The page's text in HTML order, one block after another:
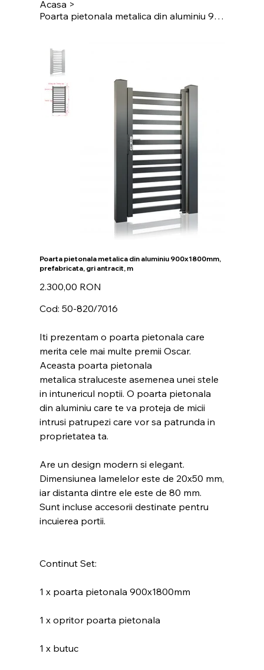
Acasa >
Poarta pietonala metalica din aluminiu 900x1800mm, prefabricata, gri antracit, m
Poarta pietonala metalica din aluminiu 900x1800mm,
prefabricata, gri antracit, m
Preț
2.300,00 RON
Cod: 50-820/7016
Iti prezentam o poarta pietonala care
merita cele mai multe premii Oscar.
Aceasta poarta pietonala
metalica straluceste asemenea unei stele
in intunericul noptii. O poarta pietonala
din aluminiu care te va proteja de micii
intrusi patrupezi care vor sa patrunda in
proprietatea ta.
Are un design modern si elegant.
Dimensiunea lamelelor este de 20x50 mm,
iar distanta dintre ele este de 80 mm.
Sunt incluse accesorii destinate pentru
incuierea portii.
Continut Set:
1 x poarta pietonala 900x1800mm
1 x opritor poarta pietonala
1 x butuc